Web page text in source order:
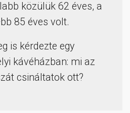
közülük 62 éves, a
85 éves volt.
is kérdezte egy
kávéházban: mi az
csináltatok ott?